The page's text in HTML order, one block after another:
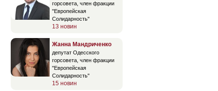
горсовета, член фракции
"Европейская
Солидарность"
13 новин
Жанна Мандриченко
депутат Одесского
горсовета, член фракции
"Европейская
Солидарность"
15 новин